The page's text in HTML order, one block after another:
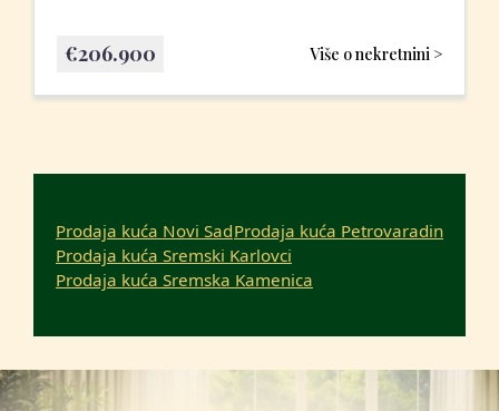
Više o nekretnini >
€206.900
Prodaja kuća Novi SadProdaja kuća Petrovaradin
Prodaja kuća Sremski Karlovci
Prodaja kuća Sremska Kamenica